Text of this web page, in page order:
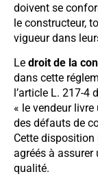
doivent se
le constructeur,
vigueur dans
Le droit de la
dans cette
l’article L. 217-4
« le vendeur
des défauts de
Cette disposition
agréés à assurer
qualité.